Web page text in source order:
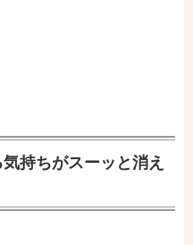
持ちがスーッと消え